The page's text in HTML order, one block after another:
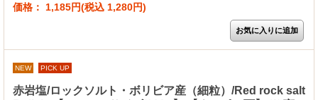
価格： 1,185円(税込 1,280円)
NEW PICK UP
赤岩塩/ロックソルト・ボリビア産（細粒）/Red rock salt